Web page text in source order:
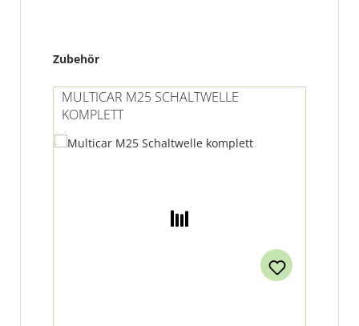
Produktgalerie überspringen
Zubehör
MULTICAR M25 SCHALTWELLE
KOMPLETT